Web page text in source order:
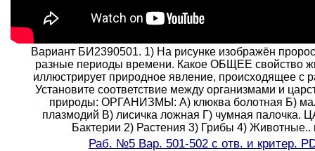
Вариант БИ2390501. 1) На рисунке изображён
разные периоды времени. Какое ОБЩЕЕ свойство
иллюстрирует природное явление, происходящее с
Установите соответствие между организмами и
природы: ОРГАНИЗМЫ: A) клюква болотная Б)
плазмодий B) лисичка ложная Г) чумная палочка.
Бактерии 2) Растения 3) Грибы 4) Животные..
Раб. №5 Вар. 501-502 с отв. и критер.